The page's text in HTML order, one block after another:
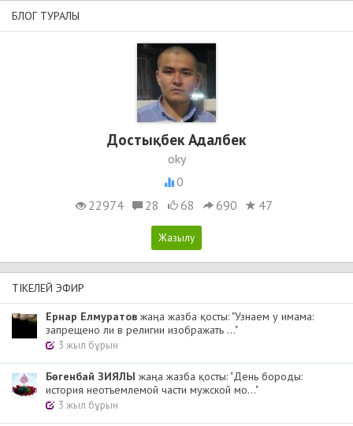
БЛОГ ТУРАЛЫ
Достықбек Адалбек
oky
0
22974
28 68 690 47
ТІКЕЛЕЙ ЭФИР
Ернар Елмуратов жаңа жазба қосты: "Узнаем у имама:
запрещено ли в религии изображать ..."
3 жыл бұрын
Бөгенбай ЗИЯЛЫ жаңа жазба қосты: "День бороды:
история неотъемлемой части мужской мо..."
3 жыл бұрын